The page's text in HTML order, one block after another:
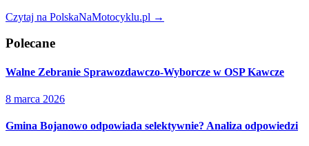
Czytaj na PolskaNaMotocyklu.pl →
Polecane
Walne Zebranie Sprawozdawczo-Wyborcze w OSP Kawcze
8 marca 2026
Gmina Bojanowo odpowiada selektywnie? Analiza odpowiedzi